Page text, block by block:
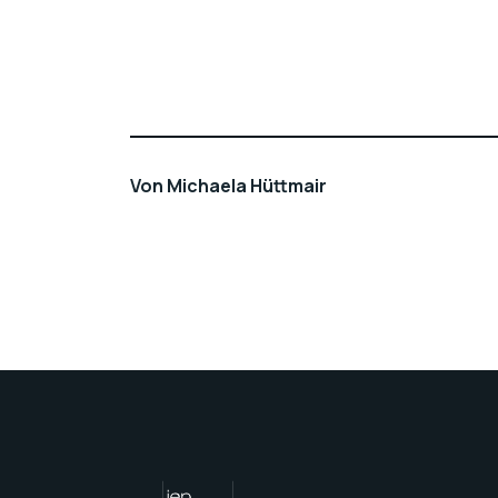
Von Michaela Hüttmair